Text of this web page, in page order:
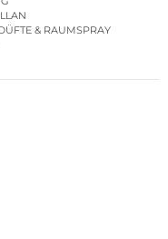
& RAUMSPRAY